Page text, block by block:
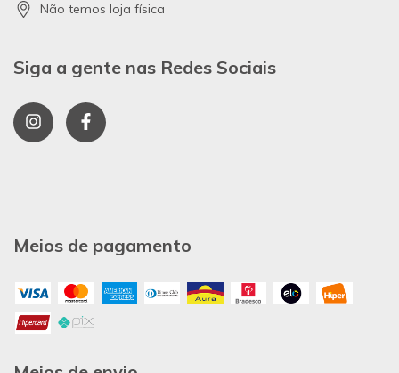
Não temos loja física
Siga a gente nas Redes Sociais
Meios de pagamento